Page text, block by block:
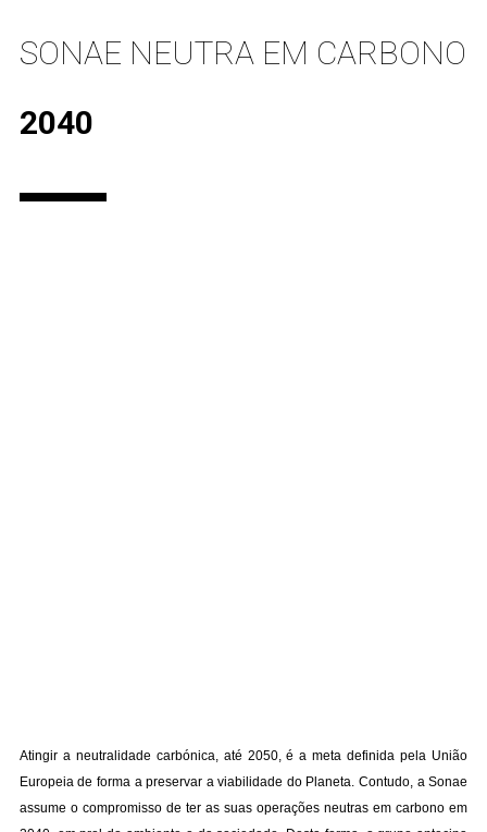
SONAE NEUTRA EM CARBONO
2040
Atingir a neutralidade carbónica, até 2050, é a meta definida pela União
Europeia de forma a preservar a viabilidade do Planeta. Contudo, a Sonae
assume o compromisso de ter as suas operações neutras em carbono em